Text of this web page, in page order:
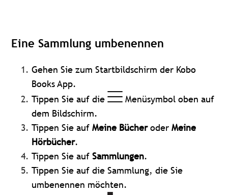
Eine Sammlung umbenennen
Gehen Sie zum Startbildschirm der Kobo
Books App.
Tippen Sie auf die
Menüsymbol oben auf
dem Bildschirm.
Tippen Sie aufMeine BücheroderMeine
Hörbücher.
Tippen Sie aufSammlungen.
Tippen Sie auf die Sammlung, die Sie
umbenennen möchten.